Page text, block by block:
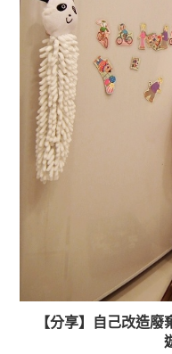
【分享】自己改造